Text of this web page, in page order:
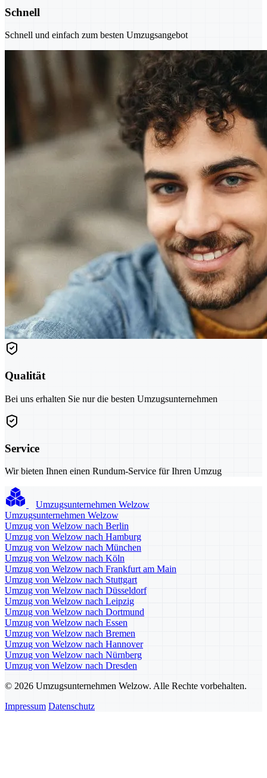
Schnell
Schnell und einfach zum besten Umzugsangebot
Qualität
Bei uns erhalten Sie nur die besten Umzugsunternehmen
Service
Wir bieten Ihnen einen Rundum-Service für Ihren Umzug
Umzugsunternehmen Welzow
Umzugsunternehmen Welzow
Umzug von Welzow nach Berlin
Umzug von Welzow nach Hamburg
Umzug von Welzow nach München
Umzug von Welzow nach Köln
Umzug von Welzow nach Frankfurt am Main
Umzug von Welzow nach Stuttgart
Umzug von Welzow nach Düsseldorf
Umzug von Welzow nach Leipzig
Umzug von Welzow nach Dortmund
Umzug von Welzow nach Essen
Umzug von Welzow nach Bremen
Umzug von Welzow nach Hannover
Umzug von Welzow nach Nürnberg
Umzug von Welzow nach Dresden
© 2026 Umzugsunternehmen Welzow. Alle Rechte vorbehalten.
Impressum Datenschutz